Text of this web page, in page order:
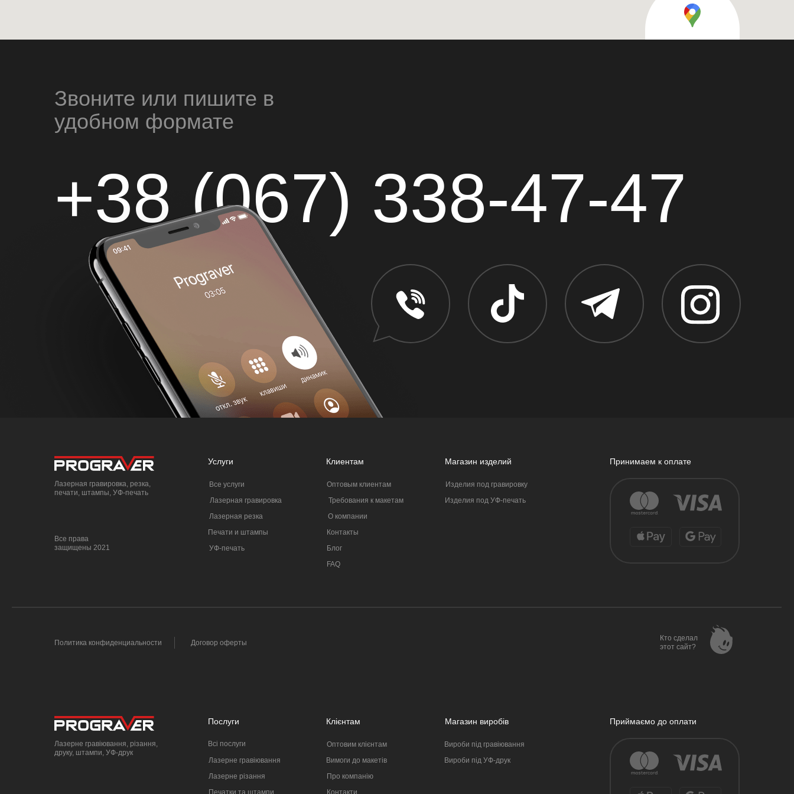
+38 (067) 338-47-47
Звоните или пишите в
удобном формате
Услуги Клиентам Магазин изделий
Лазерная гравировка, резка,
печати, штампы, УФ-печать
Все услуги
Лазерная гравировка
Лазерная резка
Печати и штампы
УФ-печать
Оптовым клиентам
Требования к макетам
О компании
Контакты
Блог
FAQ
Изделия под гравировку
Изделия под УФ-печать
Принимаем к оплате
Все права
защищены 2021
Политика конфиденциальности Договор оферты
Кто сделал
этот сайт?
Послуги Клієнтам Магазин виробів
Лазерне гравіювання, різання,
друку, штампи, УФ-друк
Всі послуги
Лазерне гравіювання
Лазерне різання
Печатки та штампи
Оптовим клієнтам
Вимоги до макетів
Про компанію
Контакти
Вироби під гравіювання
Вироби під УФ-друк
Приймаємо до оплати